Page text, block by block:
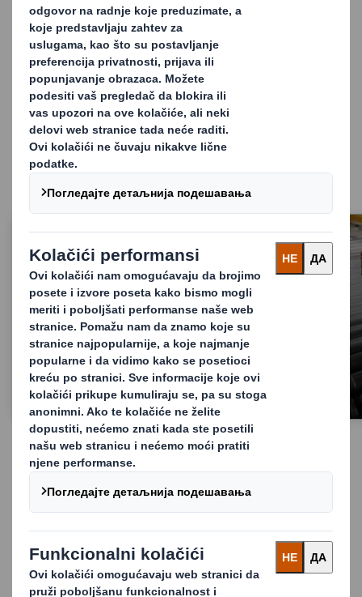
Ambalažna rešenja
Pobrinite se da vaši proizvodi zadovoljavaju
potrebe vaših kupaca
Ambalaža
Novosti iz kompanije